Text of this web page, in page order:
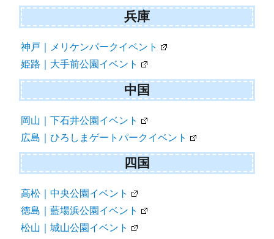
兵庫
神戸｜メリケンパークイベント
姫路｜大手前公園イベント
中国
岡山｜下石井公園イベント
広島｜ひろしまゲートパークイベント
四国
高松｜中央公園イベント
徳島｜藍場浜公園イベント
松山｜城山公園イベント